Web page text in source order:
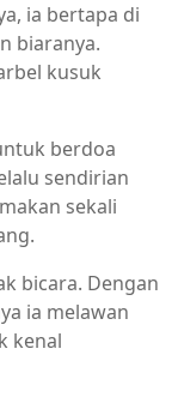
ia bertapa di
biaranya.
kusuk
berdoa
sendirian
sekali
bicara. Dengan
ia melawan
kenal